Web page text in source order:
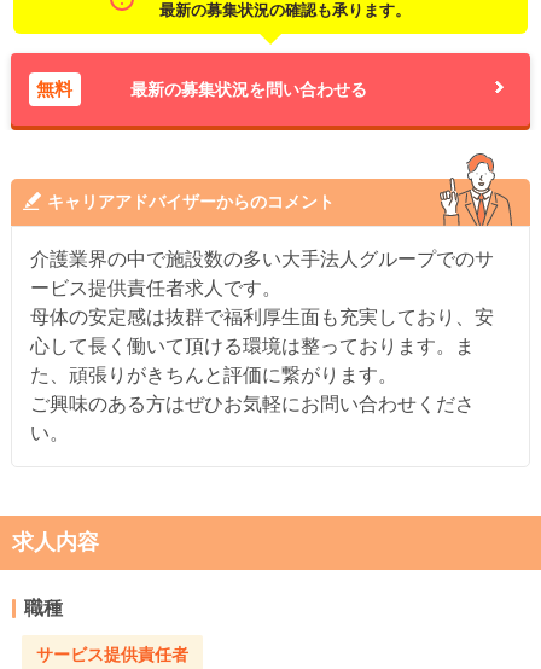
最新の募集状況の確認も承ります。
無料 最新の募集状況を問い合わせる
キャリアアドバイザーからのコメント
介護業界の中で施設数の多い大手法人グループでのサ
ービス提供責任者求人です。
母体の安定感は抜群で福利厚生面も充実しており、安
心して長く働いて頂ける環境は整っております。ま
た、頑張りがきちんと評価に繋がります。
ご興味のある方はぜひお気軽にお問い合わせくださ
い。
求人内容
職種
サービス提供責任者